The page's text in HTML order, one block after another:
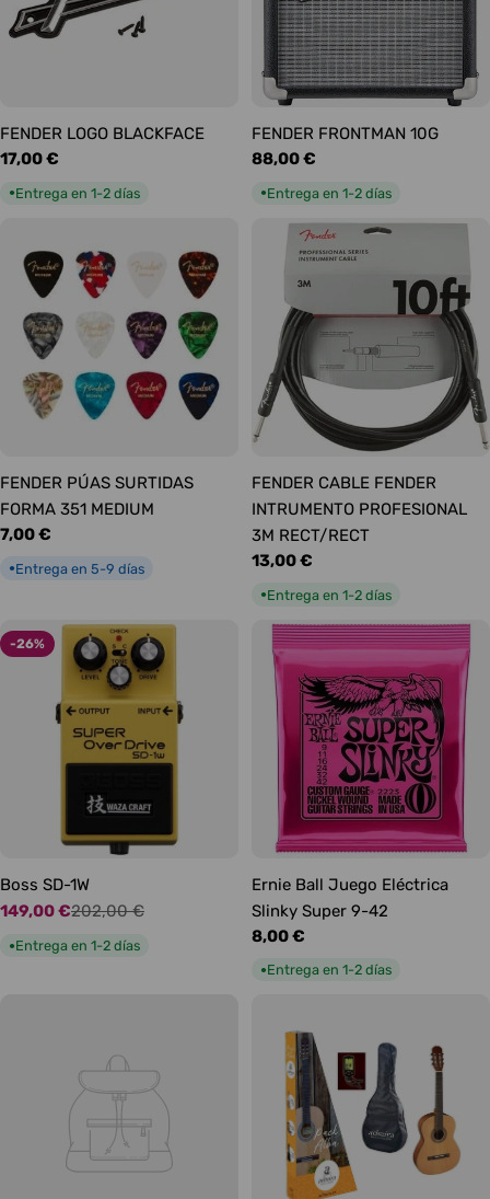
FENDER LOGO BLACKFACE
Precio
17,00 €
●Entrega en 1-2 días
FENDER FRONTMAN 10G
Precio
88,00 €
●Entrega en 1-2 días
FENDER PÚAS SURTIDAS
FORMA 351 MEDIUM
Precio
7,00 €
●Entrega en 5-9 días
FENDER CABLE FENDER
INTRUMENTO PROFESIONAL
3M RECT/RECT
Precio
13,00 €
●Entrega en 1-2 días
-26%
Boss SD-1W
Precio
de
149,00 €
Precio
habitual
202,00 €
●Entrega en 1-2 días
Ernie Ball Juego Eléctrica
Slinky Super 9-42
Precio
habitual
8,00 €
●Entrega en 1-2 días